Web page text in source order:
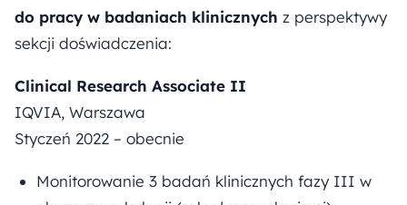
do pracy w badaniach klinicznych z perspektywy
sekcji doświadczenia:
Clinical Research Associate II
IQVIA, Warszawa
Styczeń 2022 – obecnie
Monitorowanie 3 badań klinicznych fazy III w